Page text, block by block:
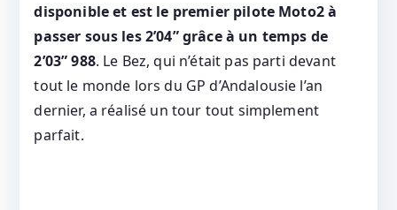
disponible et est le premier pilote Moto2 à
passer sous les 2’04” grâce à un temps de
2’03” 988. Le Bez, qui n’était pas parti devant
tout le monde lors du GP d’Andalousie l’an
dernier, a réalisé un tour tout simplement
parfait.